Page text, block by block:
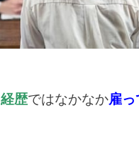
経歴ではなかなか雇っ